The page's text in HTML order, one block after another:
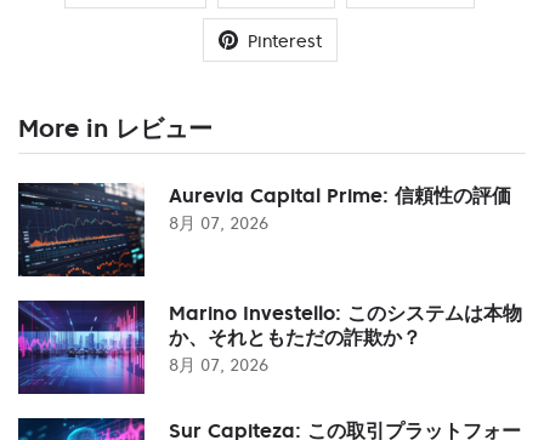
Pinterest
More in レビュー
Aurevia Capital Prime: 信頼性の評価
8月 07, 2026
Marino Investello: このシステムは本物
か、それともただの詐欺か？
8月 07, 2026
Sur Capiteza: この取引プラットフォー